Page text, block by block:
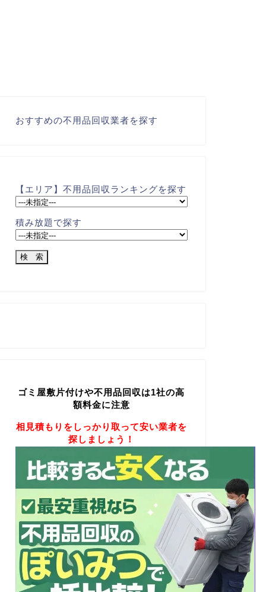
おすすめの不用品回収業者を探す
【エリア】不用品回収ランキングを探す
積み放題で探す
ゴミ屋敷片付けや不用品回収は1社の高
額料金に注意
相見積もりをしっかり取って安い業者を
探しましょう！